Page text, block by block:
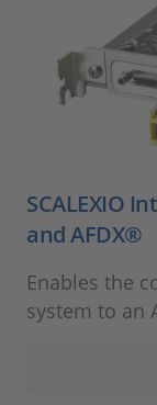
SCALEXIO
and AFDX®
Enables the
system to an